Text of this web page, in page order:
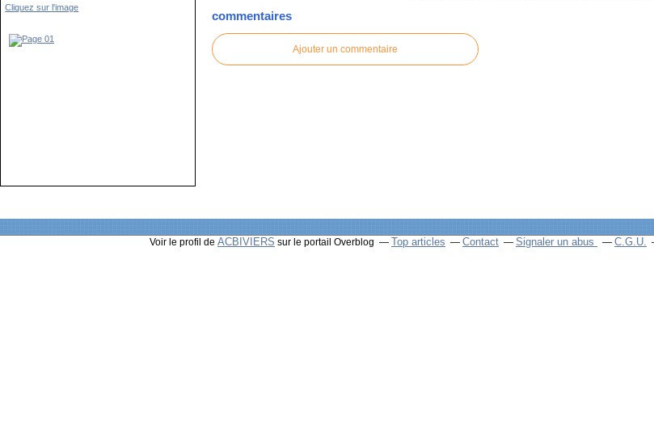
Cliquez sur l'image
commentaires
Ajouter un commentaire
Voir le profil de ACBIVIERS sur le portail Overblog Top articles Contact Signaler un abus C.G.U.